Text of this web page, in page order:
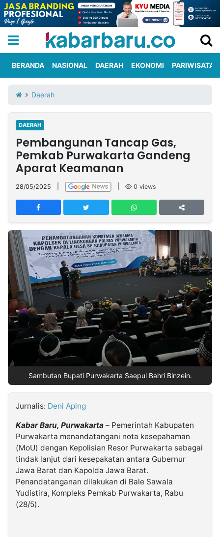
Iklan
Berita
Kami
Nasional
International
Olahraga
Entertainment
Daerah
Pariwisata
Kuliner
Kolom
Network
PT
TREETAN
INDONESIA
Partner
Insight
NTB
Suara
Time
Lens
IDN
Daily
Jogja
Jalan
Rakyat
Idealita
News
Kita
Notice
Dinamikapost.com
Radar
Baru
Seedbacklink
Follow
Kabarbaru
Kabarbaru.co
2026
BERANDA NASIONAL DAERAH EKONOMI PARIWISATA
Daerah
DAERAH
Pembangunan Tancap Gas,
Pemkab Purwakarta Gandeng
Aparat Keamanan
28/05/2025 0 views
Sambutan Bupati Purwakarta Saepul Bahri Binzein.
Jurnalis: Deni Aping
Kabar Baru, Purwakarta – Pemerintah Kabupaten
Purwakarta menandatangani nota kesepahaman
(MoU) dengan Kepolisian Resor Purwakarta sebagai
tindak lanjut dari kesepakatan antara Gubernur
Jawa Barat dan Kapolda Jawa Barat.
Penandatanganan dilakukan di Bale Sawala
Yudistira, Kompleks Pemkab Purwakarta, Rabu
(28/5).